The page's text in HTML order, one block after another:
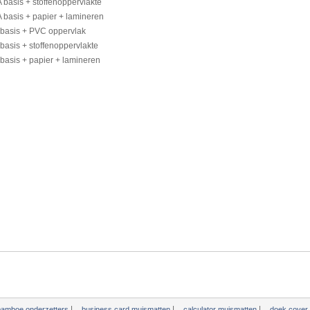
basis + stoffenoppervlakte
basis + papier + lamineren
basis + PVC oppervlak
basis + stoffenoppervlakte
basis + papier + lamineren